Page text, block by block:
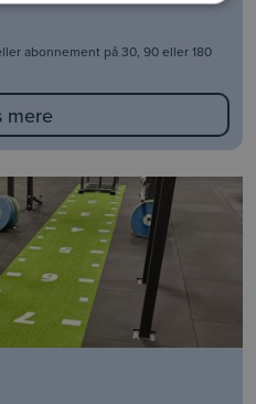
abonnement på 30, 90 eller 180
mere